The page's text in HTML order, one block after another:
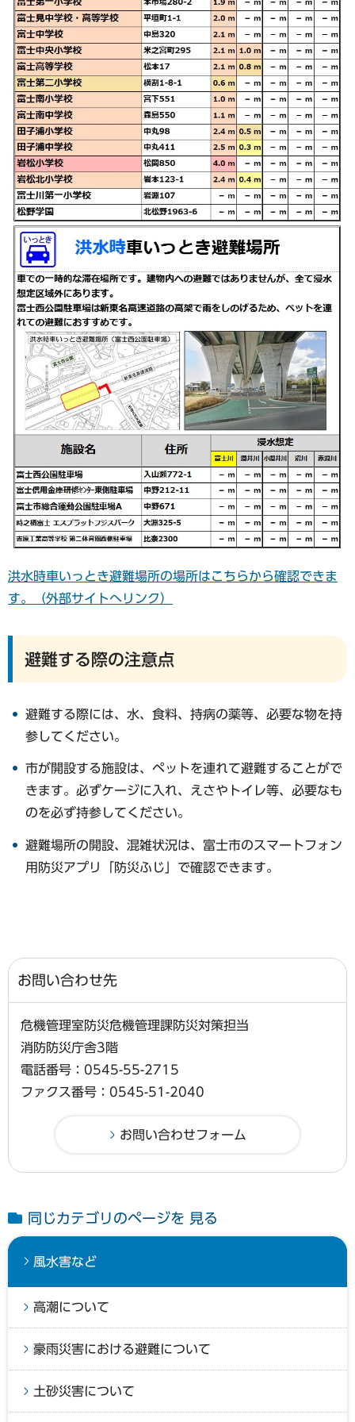
洪水時車いっとき避難場所の場所はこちらから確認できま
す。（外部サイトへリンク）
避難する際の注意点
避難する際には、水、食料、持病の薬等、必要な物を持
参してください。
市が開設する施設は、ペットを連れて避難することがで
きます。必ずケージに入れ、えさやトイレ等、必要なも
のを必ず持参してください。
避難場所の開設、混雑状況は、富士市のスマートフォン
用防災アプリ「防災ふじ」で確認できます。
お問い合わせ先
危機管理室防災危機管理課防災対策担当
消防防災庁舎3階
電話番号：0545-55-2715
ファクス番号：0545-51-2040
同じカテゴリのページを 見る
風水害など
高潮について
豪雨災害における避難について
土砂災害について